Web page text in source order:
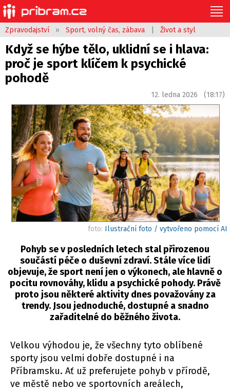
Zpravodajství » Sport, volný čas, zábava Život a styl
Když se hýbe tělo, uklidní se i hlava:
proč je sport klíčem k psychické
pohodě
12. ledna 2026 (18:17)
foto: Ilustrační foto / vytvořeno pomocí AI
Pohyb se v posledních letech stal přirozenou
součástí péče o duševní zdraví. Stále více lidí
objevuje, že sport není jen o výkonech, ale hlavně o
pocitu rovnováhy, klidu a psychické pohody. Právě
proto jsou některé aktivity dnes považovány za
trendy. Jsou jednoduché, dostupné a snadno
zařaditelné do běžného života.
Velkou výhodou je, že všechny tyto oblíbené
sporty jsou velmi dobře dostupné i na
Příbramsku. Ať už preferujete pohyb v přírodě,
ve městě nebo ve sportovních areálech,